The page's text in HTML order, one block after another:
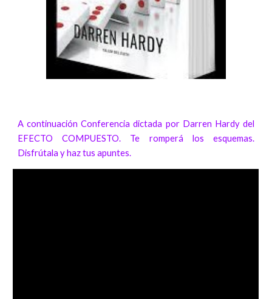
A continuación Conferencia dictada por Darren Hardy del
EFECTO COMPUESTO. Te romperá los esquemas.
Disfrútala y haz tus apuntes.